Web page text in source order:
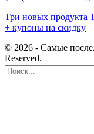
Три новых продукта
+ купоны на скидку
© 2026 - Самые
Reserved.